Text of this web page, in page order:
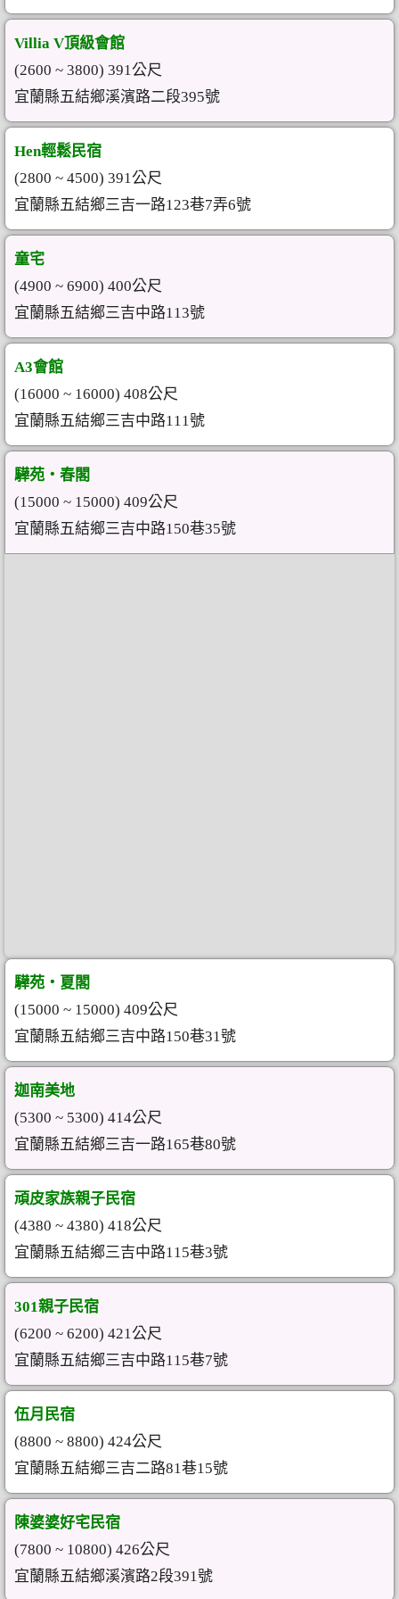
Villia V頂級會館
(2600 ~ 3800) 391公尺
宜蘭縣五結鄉溪濱路二段395號
Hen輕鬆民宿
(2800 ~ 4500) 391公尺
宜蘭縣五結鄉三吉一路123巷7弄6號
童宅
(4900 ~ 6900) 400公尺
宜蘭縣五結鄉三吉中路113號
A3會館
(16000 ~ 16000) 408公尺
宜蘭縣五結鄉三吉中路111號
驊苑‧春閣
(15000 ~ 15000) 409公尺
宜蘭縣五結鄉三吉中路150巷35號
驊苑‧夏閣
(15000 ~ 15000) 409公尺
宜蘭縣五結鄉三吉中路150巷31號
迦南美地
(5300 ~ 5300) 414公尺
宜蘭縣五結鄉三吉一路165巷80號
頑皮家族親子民宿
(4380 ~ 4380) 418公尺
宜蘭縣五結鄉三吉中路115巷3號
301親子民宿
(6200 ~ 6200) 421公尺
宜蘭縣五結鄉三吉中路115巷7號
伍月民宿
(8800 ~ 8800) 424公尺
宜蘭縣五結鄉三吉二路81巷15號
陳婆婆好宅民宿
(7800 ~ 10800) 426公尺
宜蘭縣五結鄉溪濱路2段391號